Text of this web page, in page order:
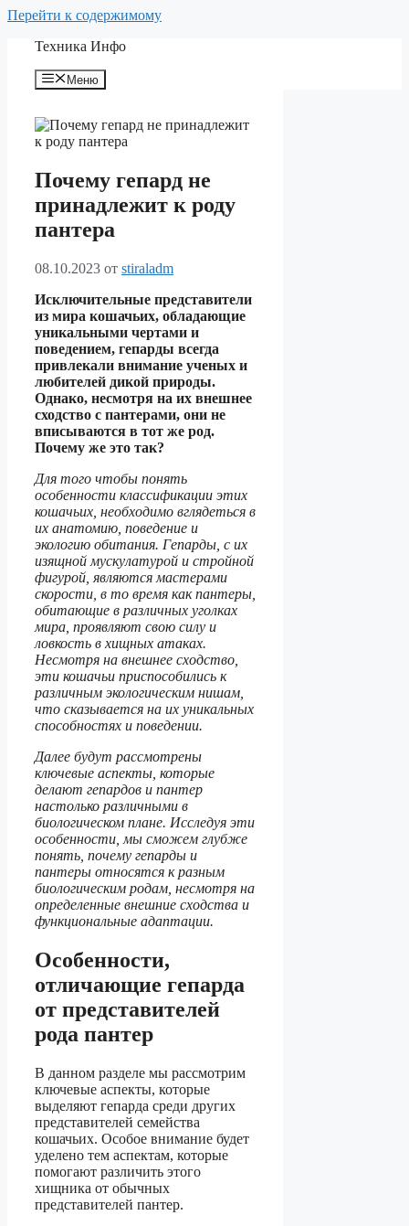
Перейти к содержимому
Техника Инфо
Меню
Почему гепард не
принадлежит к роду
пантера
08.10.2023 от stiraladm
Исключительные представители
из мира кошачьих, обладающие
уникальными чертами и
поведением, гепарды всегда
привлекали внимание ученых и
любителей дикой природы.
Однако, несмотря на их внешнее
сходство с пантерами, они не
вписываются в тот же род.
Почему же это так?
Для того чтобы понять
особенности классификации этих
кошачьих, необходимо вглядеться в
их анатомию, поведение и
экологию обитания. Гепарды, с их
изящной мускулатурой и стройной
фигурой, являются мастерами
скорости, в то время как пантеры,
обитающие в различных уголках
мира, проявляют свою силу и
ловкость в хищных атаках.
Несмотря на внешнее сходство,
эти кошачьи приспособились к
различным экологическим нишам,
что сказывается на их уникальных
способностях и поведении.
Далее будут рассмотрены
ключевые аспекты, которые
делают гепардов и пантер
настолько различными в
биологическом плане. Исследуя эти
особенности, мы сможем глубже
понять, почему гепарды и
пантеры относятся к разным
биологическим родам, несмотря на
определенные внешние сходства и
функциональные адаптации.
Особенности,
отличающие гепарда
от представителей
рода пантер
В данном разделе мы рассмотрим
ключевые аспекты, которые
выделяют гепарда среди других
представителей семейства
кошачьих. Особое внимание будет
уделено тем аспектам, которые
помогают различить этого
хищника от обычных
представителей пантер.